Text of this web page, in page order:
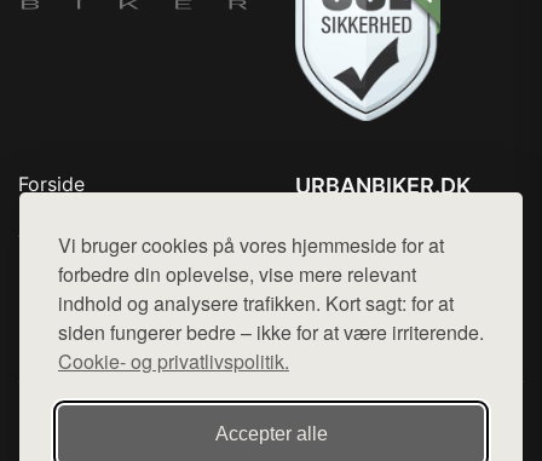
Vi bruger cookies på vores hjemmeside for at
forbedre din oplevelse, vise mere relevant
indhold og analysere trafikken. Kort sagt: for at
siden fungerer bedre – ikke for at være irriterende.
Cookie- og privatlivspolitik.
Accepter alle
Forside
Top Rabatter
Blog
Kontakt
URBANBIKER.DK
Mail: hej@want.dk
Cookie- og privatlivspolitik
Denne side er en del af want.dk, der udgiver en række